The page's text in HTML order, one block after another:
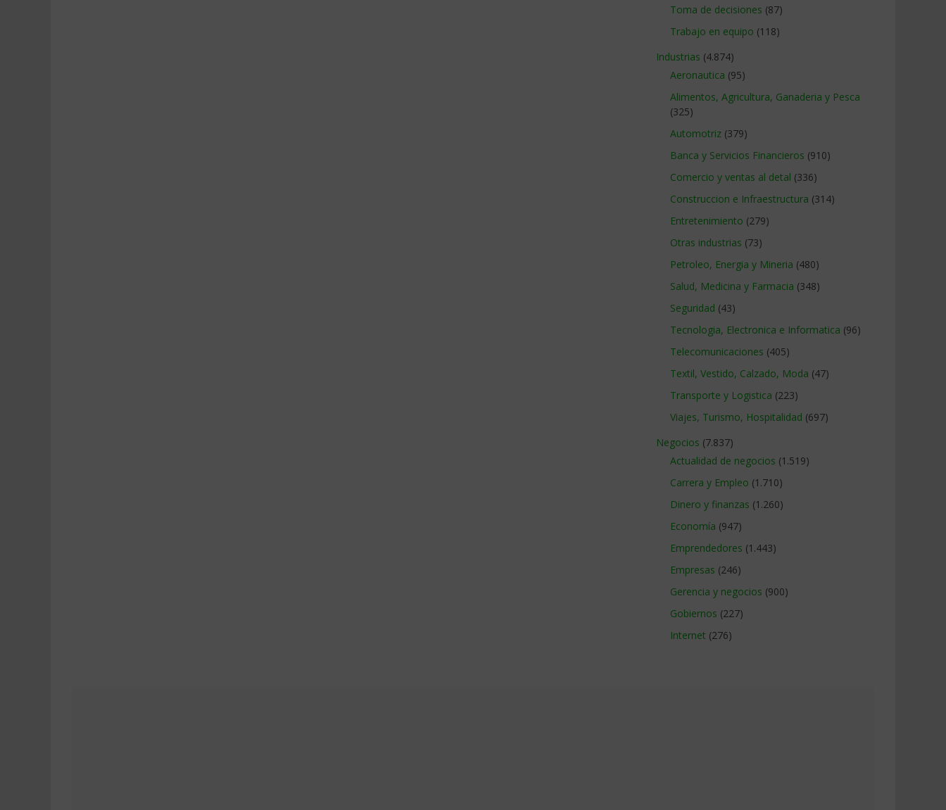
Toma de decisiones (87)
Trabajo en equipo (118)
Industrias (4.874)
Aeronautica (95)
Alimentos, Agricultura, Ganaderia y Pesca
(325)
Automotriz (379)
Banca y Servicios Financieros (910)
Comercio y ventas al detal (336)
Construccion e Infraestructura (314)
Entretenimiento (279)
Otras industrias (73)
Petroleo, Energia y Mineria (480)
Salud, Medicina y Farmacia (348)
Seguridad (43)
Tecnologia, Electronica e Informatica (96)
Telecomunicaciones (405)
Textil, Vestido, Calzado, Moda (47)
Transporte y Logistica (223)
Viajes, Turismo, Hospitalidad (697)
Negocios (7.837)
Actualidad de negocios (1.519)
Carrera y Empleo (1.710)
Dinero y finanzas (1.260)
Economía (947)
Emprendedores (1.443)
Empresas (246)
Gerencia y negocios (900)
Gobiernos (227)
Internet (276)